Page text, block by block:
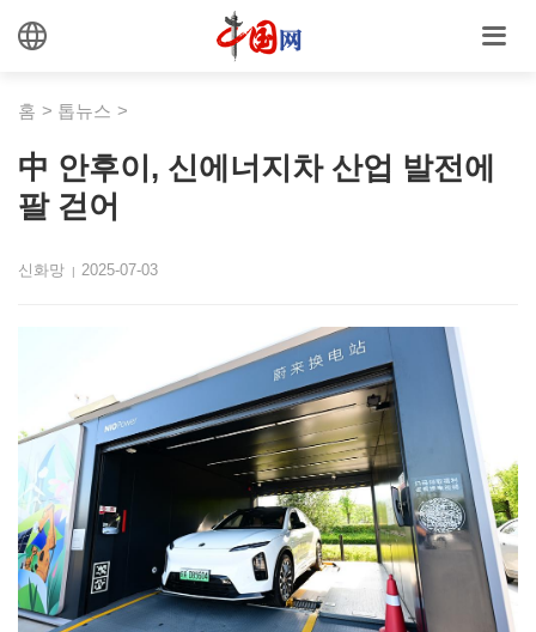
홈 > 톱뉴스 >
中 안후이, 신에너지차 산업 발전에
팔 걷어
신화망 | 2025-07-03